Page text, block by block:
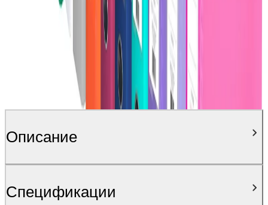
Описание
Спецификации